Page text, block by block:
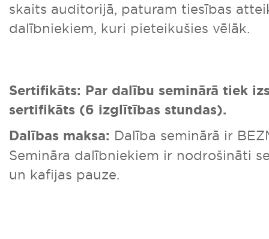
skaits auditorijā, paturam tiesības
dalībniekiem, kuri pieteikušies vēlāk.
Sertifikāts: Par dalību seminārā tiek
sertifikāts (6 izglītības stundas).
Dalības maksa: Dalība seminārā ir
Semināra dalībniekiem ir nodrošināti
un kafijas pauze.